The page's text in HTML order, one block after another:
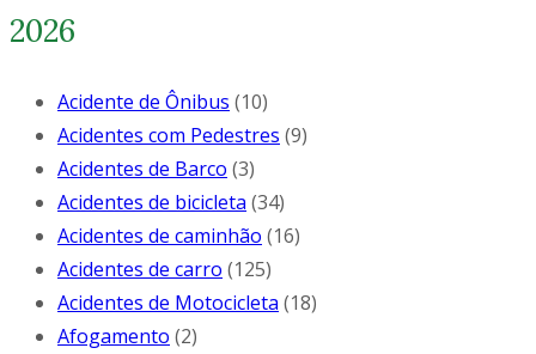
2026
Acidente de Ônibus (10)
Acidentes com Pedestres (9)
Acidentes de Barco (3)
Acidentes de bicicleta (34)
Acidentes de caminhão (16)
Acidentes de carro (125)
Acidentes de Motocicleta (18)
Afogamento (2)